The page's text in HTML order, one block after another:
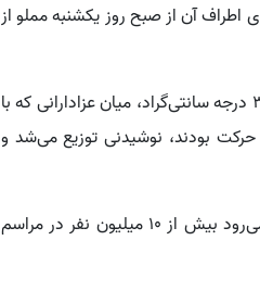
آن از صبح روز یکشنبه مملو از
لوموند درباره مدیریت مراسم نوشت: با توجه به پیش‌بینی دمای بیش از ۳۵ درجه سانتی‌گراد، میان عزادارانی که با
بودند، نوشیدنی توزیع می‌شد و
این روزنامه همچنین با اشاره به برآورد مقام‌های ایرانی نوشت که انتظار می‌رود بیش از ۱۰ میلیون نفر در مراسم